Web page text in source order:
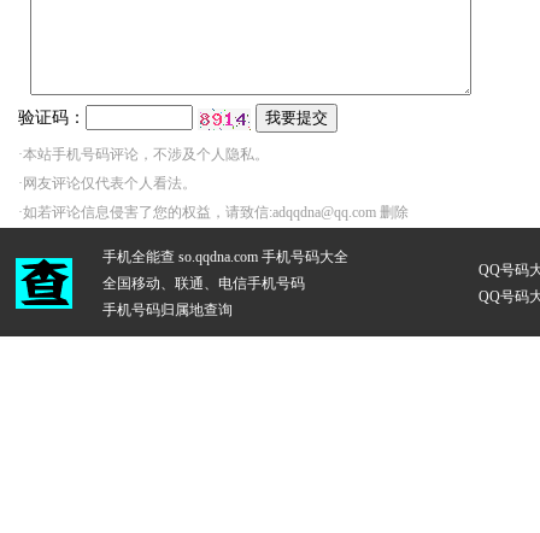
验证码：
·本站手机号码评论，不涉及个人隐私。
·网友评论仅代表个人看法。
·如若评论信息侵害了您的权益，请致信:adqqdna@qq.com 删除
手机全能查 so.qqdna.com 手机号码大全
全国移动、联通、电信手机号码
手机号码归属地查询
QQ号码
QQ号码